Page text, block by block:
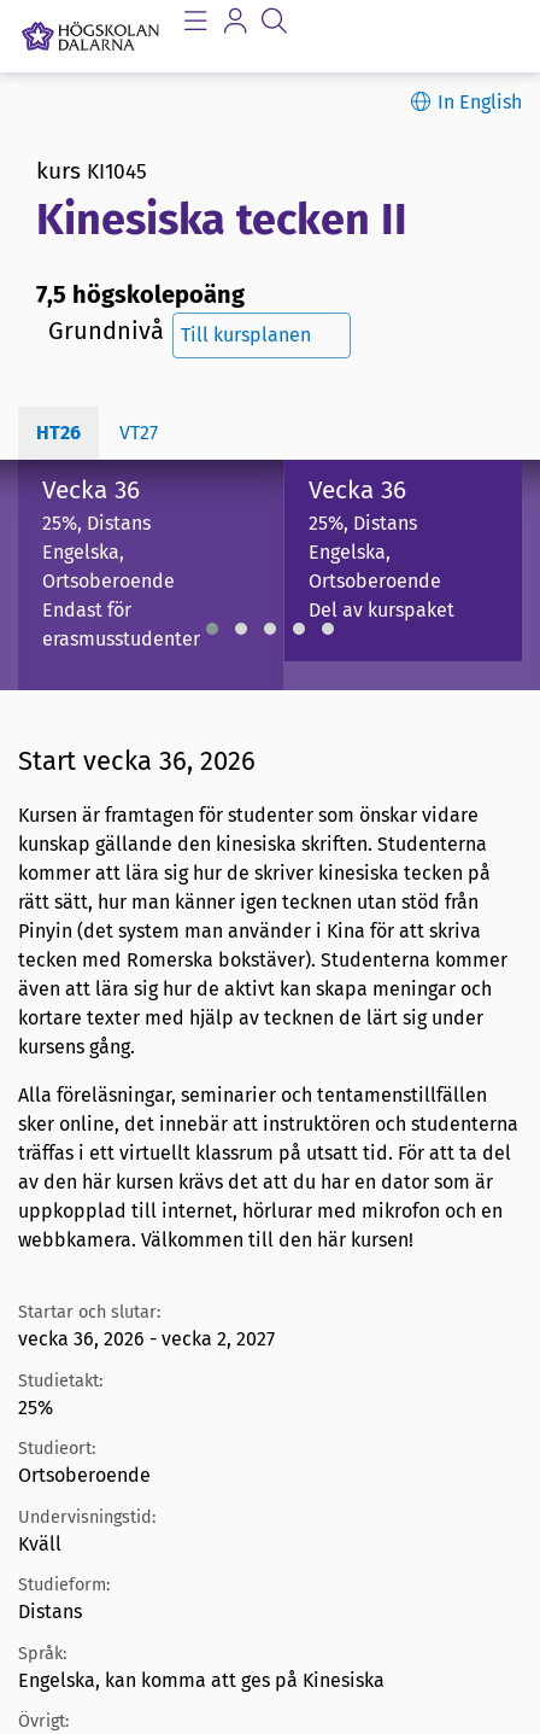
In English
kurs KI1045
Kinesiska tecken II
7,5 högskolepoäng
Grundnivå
Till kursplanen
HT26 VT27
Vecka 36
25%, Distans
Engelska,
Ortsoberoende
Endast för
erasmusstudenter
Vecka 36
25%, Distans
Engelska,
Ortsoberoende
Del av kurspaket
Start vecka 36, 2026
Kursen är framtagen för studenter som önskar vidare
kunskap gällande den kinesiska skriften. Studenterna
kommer att lära sig hur de skriver kinesiska tecken på
rätt sätt, hur man känner igen tecknen utan stöd från
Pinyin (det system man använder i Kina för att skriva
tecken med Romerska bokstäver). Studenterna kommer
även att lära sig hur de aktivt kan skapa meningar och
kortare texter med hjälp av tecknen de lärt sig under
kursens gång.
Alla föreläsningar, seminarier och tentamenstillfällen
sker online, det innebär att instruktören och studenterna
träffas i ett virtuellt klassrum på utsatt tid. För att ta del
av den här kursen krävs det att du har en dator som är
uppkopplad till internet, hörlurar med mikrofon och en
webbkamera. Välkommen till den här kursen!
Startar och slutar:
vecka 36, 2026 - vecka 2, 2027
Studietakt:
25%
Studieort:
Ortsoberoende
Undervisningstid:
Kväll
Studieform:
Distans
Språk:
Engelska, kan komma att ges på Kinesiska
Övrigt: